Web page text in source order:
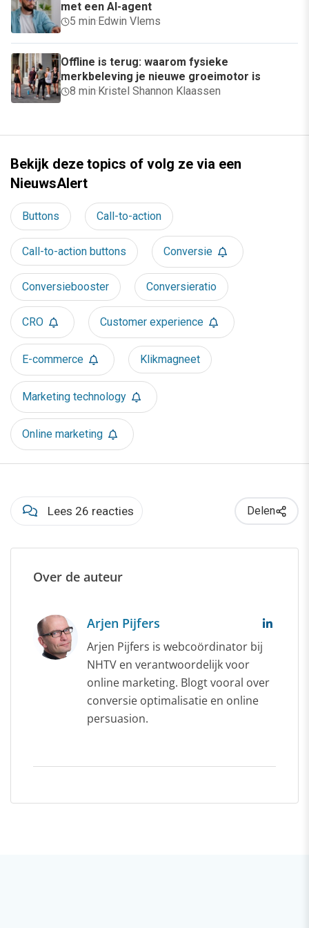
met een AI-agent
5 min· Edwin Vlems
Offline is terug: waarom fysieke
merkbeleving je nieuwe groeimotor is
8 min· Kristel Shannon Klaassen
Bekijk deze topics of volg ze via een
NieuwsAlert
Buttons Call-to-action
Call-to-action buttons Conversie
Conversiebooster Conversieratio
CRO Customer experience
E-commerce Klikmagneet
Marketing technology
Online marketing
Lees 26 reacties Delen
Over de auteur
Arjen Pijfers
Arjen Pijfers is webcoördinator bij
NHTV en verantwoordelijk voor
online marketing. Blogt vooral over
conversie optimalisatie en online
persuasion.